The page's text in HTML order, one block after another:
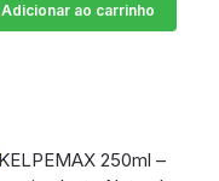
Adicionar ao carrinho